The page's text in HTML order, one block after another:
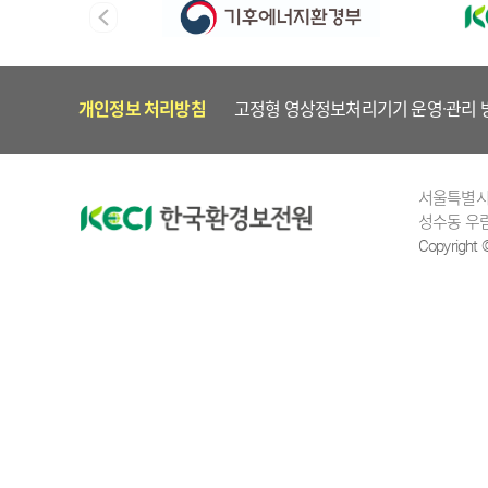
개인정보 처리방침 고정형 영상정보처리기기 운영·관리
서울특별
성수동 우
Copyright